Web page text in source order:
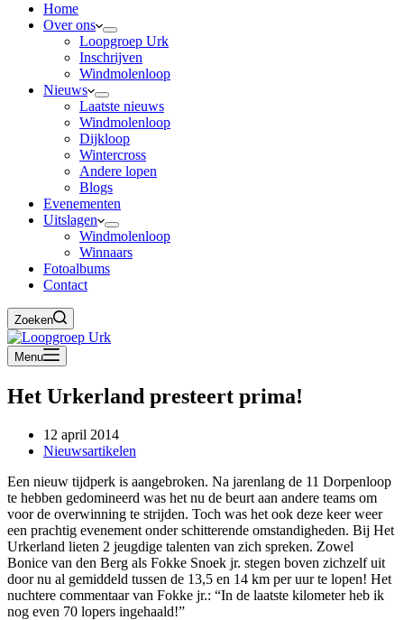
Home
Over ons
Loopgroep Urk
Inschrijven
Windmolenloop
Nieuws
Laatste nieuws
Windmolenloop
Dijkloop
Wintercross
Andere lopen
Blogs
Evenementen
Uitslagen
Windmolenloop
Winnaars
Fotoalbums
Contact
Zoeken
Menu
Het Urkerland presteert prima!
12 april 2014
Nieuwsartikelen
Een nieuw tijdperk is aangebroken. Na jarenlang de 11 Dorpenloop
te hebben gedomineerd was het nu de beurt aan andere teams om
voor de overwinning te strijden. Toch was het ook deze keer weer
een prachtig evenement onder schitterende omstandigheden. Bij Het
Urkerland lieten 2 jeugdige talenten van zich spreken. Zowel
Bonice van den Berg als Fokke Snoek jr. stegen boven zichzelf uit
door nu al gemiddeld tussen de 13,5 en 14 km per uur te lopen! Het
nuchtere commentaar van Fokke jr.: “In de laatste kilometer heb ik
nog even 70 lopers ingehaald!”